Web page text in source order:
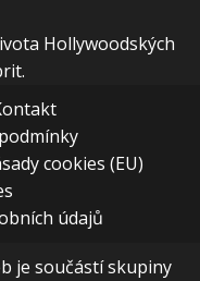
Hollywoodských
cookies (EU)
údajů
je součástí skupiny